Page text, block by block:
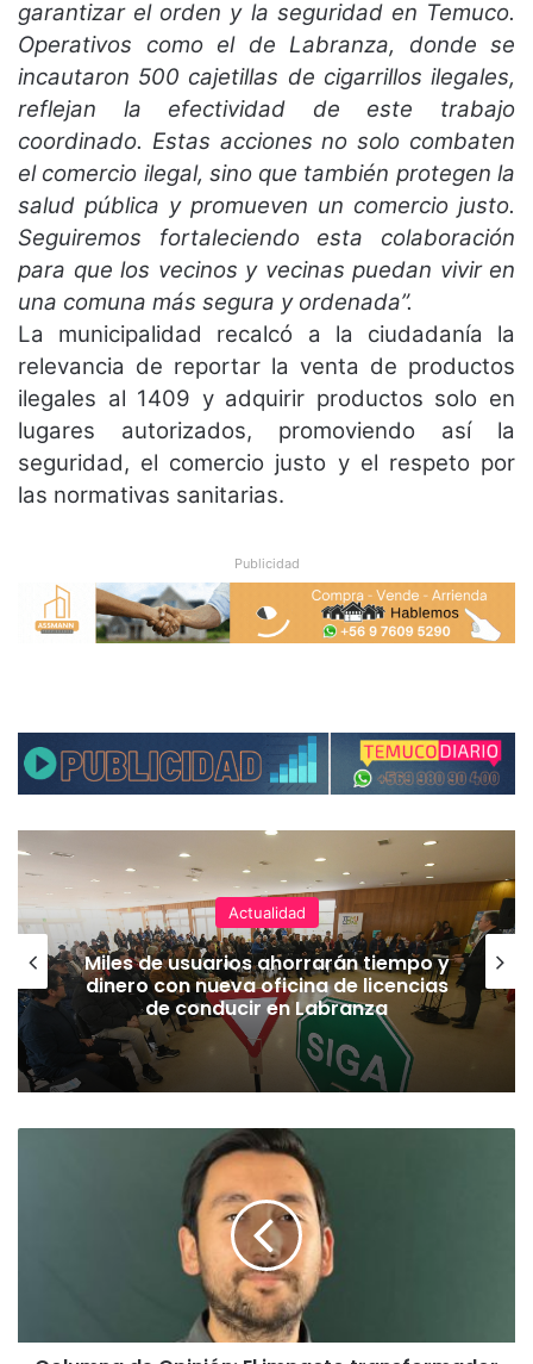
garantizar el orden y la seguridad en Temuco.
Operativos como el de Labranza, donde se
incautaron 500 cajetillas de cigarrillos ilegales,
reflejan la efectividad de este trabajo
coordinado. Estas acciones no solo combaten
el comercio ilegal, sino que también protegen la
salud pública y promueven un comercio justo.
Seguiremos fortaleciendo esta colaboración
para que los vecinos y vecinas puedan vivir en
una comuna más segura y ordenada”.
La municipalidad recalcó a la ciudadanía la
relevancia de reportar la venta de productos
ilegales al 1409 y adquirir productos solo en
lugares autorizados, promoviendo así la
seguridad, el comercio justo y el respeto por
las normativas sanitarias.
Publicidad
Actualidad
Miles de usuarios ahorrarán tiempo y
dinero con nueva oficina de licencias
de conducir en Labranza
e